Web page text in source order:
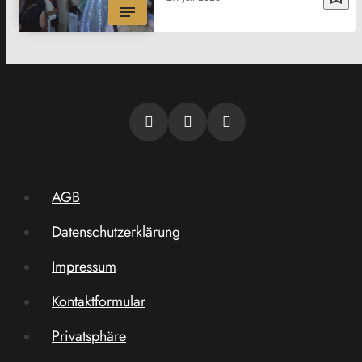
AGB
Datenschutzerklärung
Impressum
Kontaktformular
Privatsphäre